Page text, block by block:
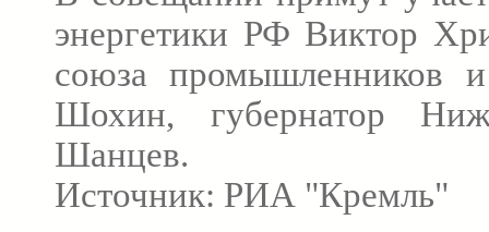
энергетики РФ Виктор
союза промышленников
Шохин, губернатор
Шанцев.
Источник: РИА "Кремль"